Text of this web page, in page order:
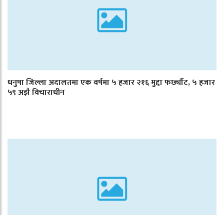
धनुषा जिल्ला अदालतमा एक वर्षमा ५ हजार २१६ मुद्दा फर्छ्यौट, ५ हजार
५९ अझै विचाराधीन